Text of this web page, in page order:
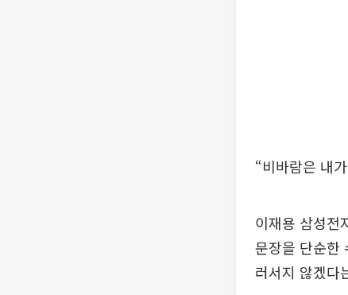
“비바람은 내
이재용 삼성전
문장을 단순한
러서지 않겠다